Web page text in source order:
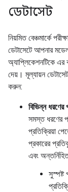
ডেটাসেট
নিয়মিত বেঞ্চমার্কে
ডেটাসেটে আপনার
অ্যাপ্লিকেশনটিকে এর
দেয়। মূল্যায়ন
করুন:
বিভিন্ন
সমস্ত ধরণের
প্রতিক্রিয়া
প্রকারের
এবং
সুস্পষ্ট